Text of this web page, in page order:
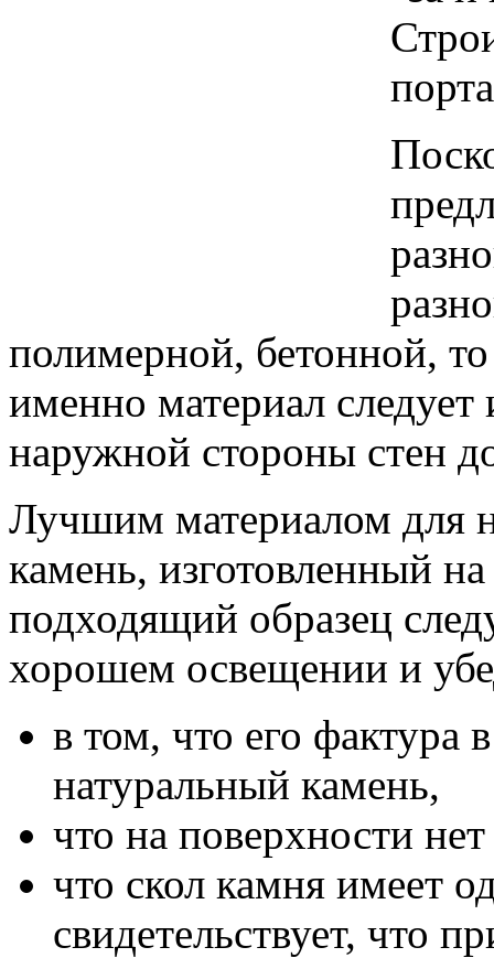
полимерной, бетонной,
именно материал следует
наружной стороны стен
Лучшим материалом для
камень, изготовленный
подходящий образец
хорошем освещении и
в том, что его фактура
натуральный камень,
что на поверхности
что скол камня имеет
свидетельствует, что